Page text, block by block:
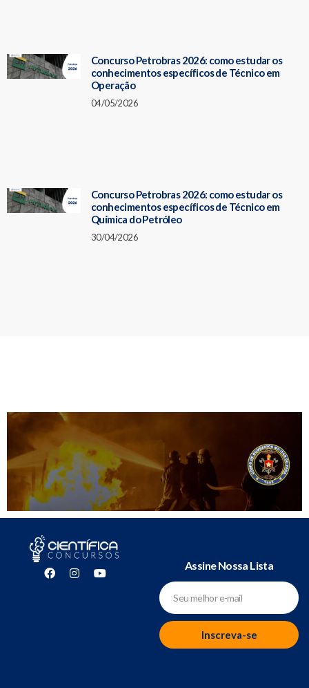
Concurso Petrobras 2026: como estudar os
conhecimentos específicos de Técnico em
Operação
04/05/2026
Concurso Petrobras 2026: como estudar os
conhecimentos específicos de Técnico em
Química do Petróleo
30/04/2026
Assine Nossa Lista
Inscreva-se